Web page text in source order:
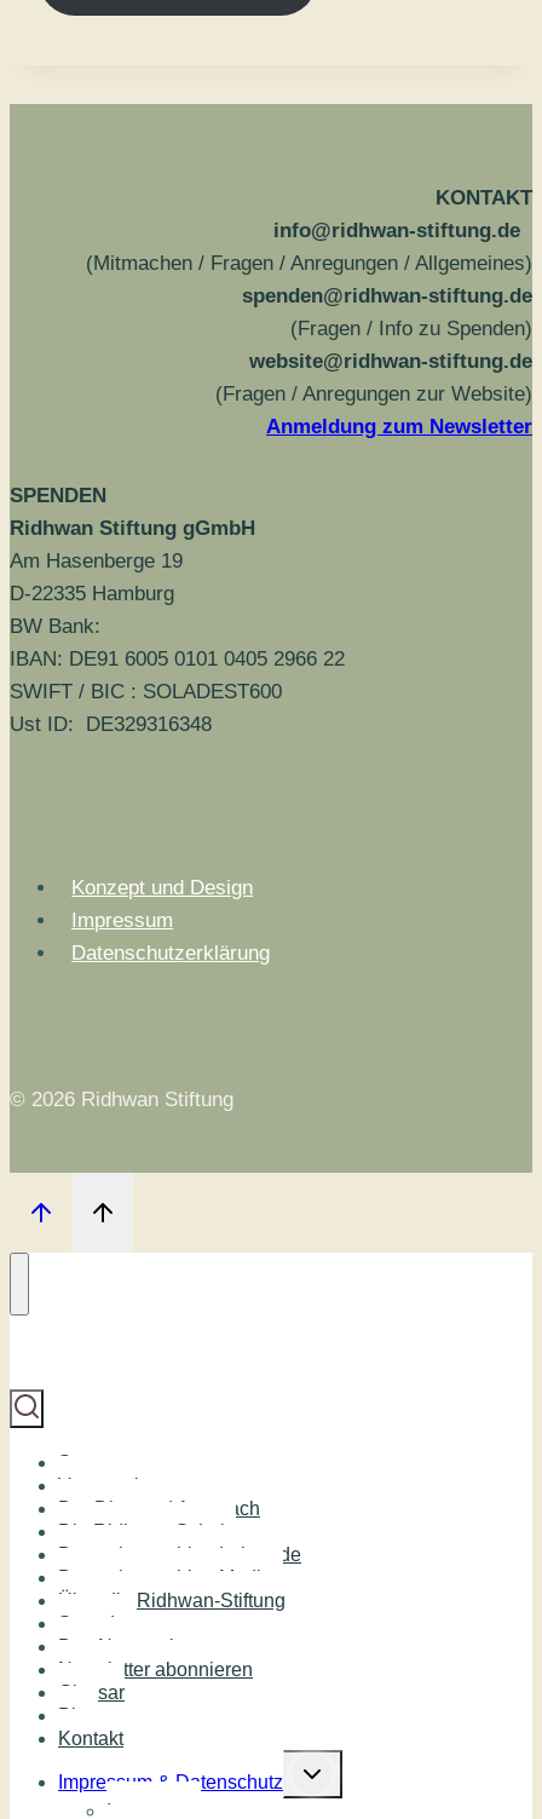
KONTAKT
info@ridhwan-stiftung.de
(Mitmachen / Fragen / Anregungen / Allgemeines)
spenden@ridhwan-stiftung.de
(Fragen / Info zu Spenden)
website@ridhwan-stiftung.de
(Fragen / Anregungen zur Website)
Anmeldung zum Newsletter
SPENDEN
Ridhwan Stiftung gGmbH
Am Hasenberge 19
D-22335 Hamburg
BW Bank:
IBAN: DE91 6005 0101 0405 2966 22
SWIFT / BIC : SOLADEST600
Ust ID: DE329316348
Konzept und Design
Impressum
Datenschutzerklärung
© 2026 Ridhwan Stiftung
Start
Veranstaltungen
Der Diamond Approach
Die Ridhwan Schule
Deutschsprachige Lehrende
Deutschsprachige Medien
Über die Ridhwan-Stiftung
Spenden
Das Netzwerk
Newsletter abonnieren
Glossar
Blog
Kontakt
Impressum & Datenschutz
umschalten
Impressum